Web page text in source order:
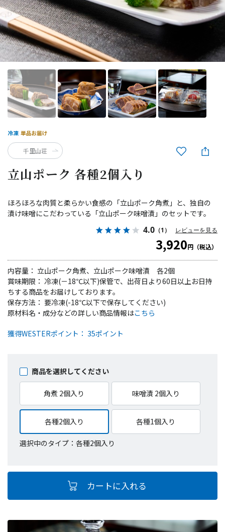
立山ポーク 各種2個入り
ほろほろな肉質と柔らかい食感の「立山ポーク角煮」と、独自の
漬け味噌にこだわっている「立山ポーク味噌漬」のセットです。
4.0 （1） レビューを見る
3,920円（税込）
内容量： 立山ポーク角煮、立山ポーク味噌漬 各2個
賞味期限： 冷凍(－18℃以下)保管で、出荷日より60日以上お日持
ちする商品をお届けしております。
保存方法： 要冷凍(-18℃以下で保存してください)
獲得WESTERポイント： 35ポイント
商品を選択してください
角煮 2個入り 味噌漬 2個入り
各種2個入り 各種1個入り
選択中のタイプ：各種2個入り
原材料名・成分などの詳しい商品情報はこちら
千里山荘